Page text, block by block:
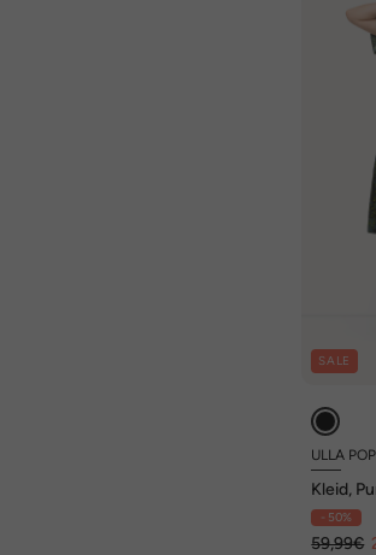
SALE
ULLA
Kleid,
- 50%
59,99€